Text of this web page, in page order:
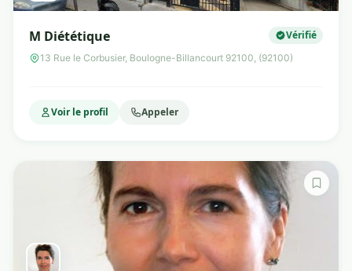
M Diététique Vérifié
13 Rue le Corbusier, Boulogne-Billancourt 92100, (92100)
Voir le profil Appeler